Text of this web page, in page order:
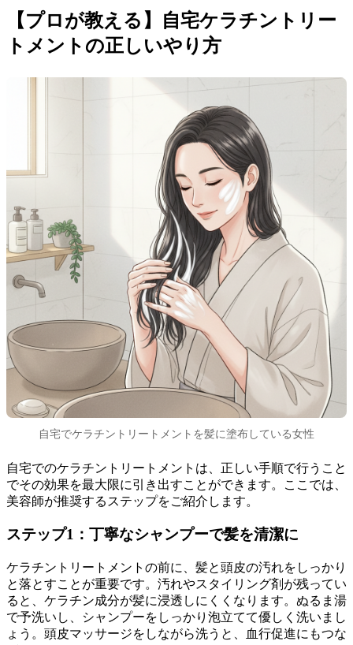
【プロが教える】自宅ケラチントリー
トメントの正しいやり方
自宅でケラチントリートメントを髪に塗布している女性
自宅でのケラチントリートメントは、正しい手順で行うこと
でその効果を最大限に引き出すことができます。ここでは、
美容師が推奨するステップをご紹介します。
ステップ1：丁寧なシャンプーで髪を清潔に
ケラチントリートメントの前に、髪と頭皮の汚れをしっかり
と落とすことが重要です。汚れやスタイリング剤が残ってい
ると、ケラチン成分が髪に浸透しにくくなります。ぬるま湯
で予洗いし、シャンプーをしっかり泡立てて優しく洗いまし
ょう。頭皮マッサージをしながら洗うと、血行促進にもつな